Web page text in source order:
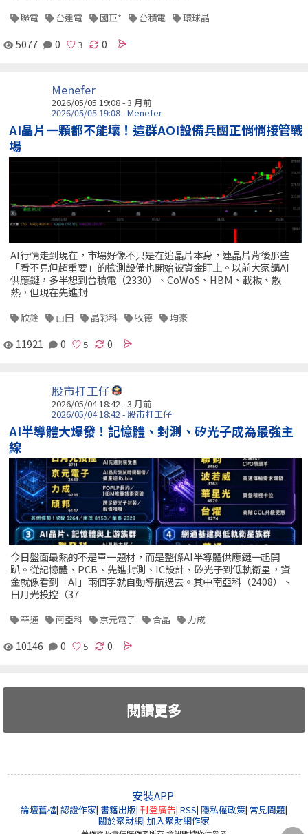
聯電 台達電 國巨* 台積電 環球晶
5077 0 0
Menefer
2026/05/05 19:08 - 3 月前
2026/05/05 19:08 - Menefer
AI晶片一顆都不能壞！這群AOI設備兵團正悄悄接管戰
場
AI行情走到現在，市場好像不只是在追晶片本身，連晶片背後那些
「看不見但超重要」的檢測設備也開始被資金盯上。以前大家講AI
供應鏈，多半想到台積電（2330）、CoWoS、HBM、載板、散
熱，但現在先進封
欣銓 由田 晶彩科 牧德 均豪
11921 0 0
股市打工仔
2026/05/04 18:42 - 3 月前
2026/05/04 18:42 - 股市打工仔
AI半導體大爆發！記憶體、封測、矽光子成為最強主
線
今日盤面最熱的不是單一題材，而是整條AI半導體供應鏈一起開
趴。從記憶體、PCB、先進封測、IC設計、矽光子到低軌衛星，資
金就像看到「AI」兩個字就自動導航過去。其中南亞科（2408）、
日月光投控（37
華通 南亞科 京元電子 合晶 力成
10146 0 0
閱讀更多
安裝APP
論壇舊檔| 認證作家| 書籍出版| 刊登廣告| RSS| 隱私權政策| 常見問題|
關於聚財網| 加入聚財網作家